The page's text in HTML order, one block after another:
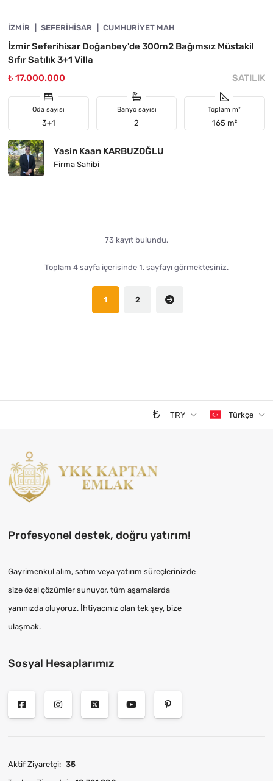
ÖNE ÇIKAN
İZMIR SEFERIHISAR CUMHURIYET MAH
İzmir Seferihisar Doğanbey'de 300m2 Bağımsız Müstakil
Sıfır Satılık 3+1 Villa
₺ 17.000.000
SATILIK
Oda sayısı
3+1
Banyo sayısı
2
Toplam m²
165 m²
Yasin Kaan KARBUZOĞLU
Firma Sahibi
73 kayıt bulundu.
Toplam 4 sayfa içerisinde 1. sayfayı görmektesiniz.
1 2
TRY Türkçe
Profesyonel destek, doğru yatırım!
Gayrimenkul alım, satım veya yatırım süreçlerinizde
size özel çözümler sunuyor, tüm aşamalarda
yanınızda oluyoruz. İhtiyacınız olan tek şey, bize
ulaşmak.
Sosyal Hesaplarımız
Aktif Ziyaretçi: 35